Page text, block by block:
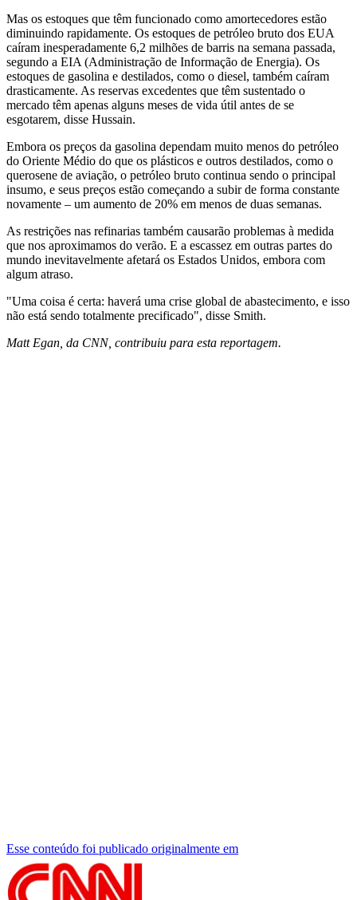
Mas os estoques que têm funcionado como amortecedores estão
diminuindo rapidamente. Os estoques de petróleo bruto dos EUA
caíram inesperadamente 6,2 milhões de barris na semana passada,
segundo a EIA (Administração de Informação de Energia). Os
estoques de gasolina e destilados, como o diesel, também caíram
drasticamente. As reservas excedentes que têm sustentado o
mercado têm apenas alguns meses de vida útil antes de se
esgotarem, disse Hussain.
Embora os preços da gasolina dependam muito menos do petróleo
do Oriente Médio do que os plásticos e outros destilados, como o
querosene de aviação, o petróleo bruto continua sendo o principal
insumo, e seus preços estão começando a subir de forma constante
novamente – um aumento de 20% em menos de duas semanas.
As restrições nas refinarias também causarão problemas à medida
que nos aproximamos do verão. E a escassez em outras partes do
mundo inevitavelmente afetará os Estados Unidos, embora com
algum atraso.
"Uma coisa é certa: haverá uma crise global de abastecimento, e isso
não está sendo totalmente precificado", disse Smith.
Matt Egan, da CNN, contribuiu para esta reportagem.
Esse conteúdo foi publicado originalmente em